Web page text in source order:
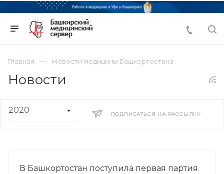
Главная Новости медицины Башкортостана
Новости
ПОДПИСАТЬСЯ НА РАССЫЛКУ
В Башкортостан поступила первая партия